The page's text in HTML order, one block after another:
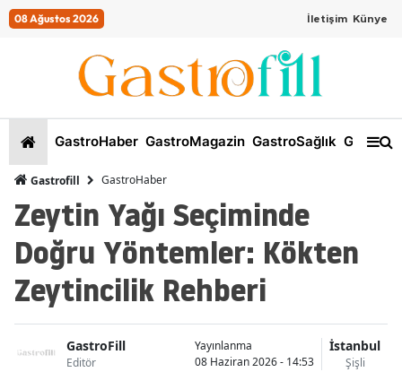
08 Ağustos 2026 İletişim Künye
GastroHaber GastroMagazin GastroSağlık
Gastrofill GastroHaber
Zeytin Yağı Seçiminde
Doğru Yöntemler: Kökten
Zeytincilik Rehberi
GastroFill
Editör
Yayınlanma
08 Haziran 2026 - 14:53
İstanbul
Şişli